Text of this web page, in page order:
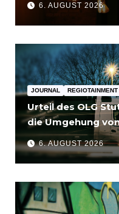
6. AUGUST 2026
JOURNAL REGIOTAINMENT
Urteil des OLG
die Umgehung
für Unternehmen
6. AUGUST 2026